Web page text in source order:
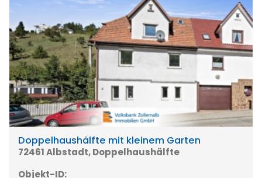
Doppelhaushälfte mit kleinem Garten
72461 Albstadt, Doppelhaushälfte
Objekt-ID: